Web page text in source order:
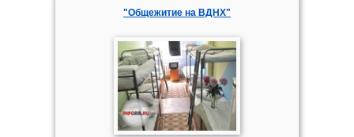
"Общежитие на ВДНХ"